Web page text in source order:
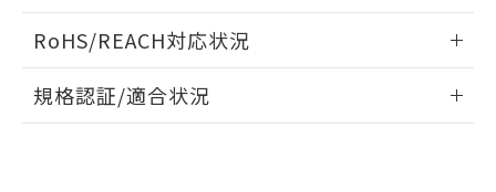
ドすることができます。
ログイン/会員登録
RoHS/REACH対応状況
EU RoHS 注意事項・凡例
規格認証/適合状況